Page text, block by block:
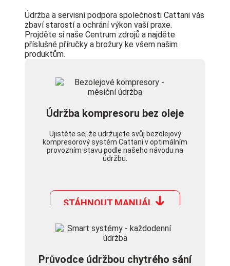
Údržba a servisní podpora společnosti Cattani vás
zbaví starostí a ochrání výkon vaší praxe.
Projděte si naše Centrum zdrojů a najděte
příslušné příručky a brožury ke všem našim
produktům.
Údržba kompresoru bez oleje
Ujistěte se, že udržujete svůj bezolejový
kompresorový systém Cattani v optimálním
provozním stavu podle našeho návodu na
údržbu.
STÁHNOUT MANUÁL
Průvodce údržbou chytrého sání